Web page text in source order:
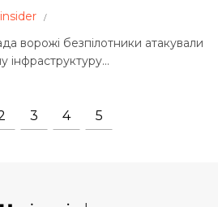
ворожі безпілотники атакували
інфраструктуру...
3 4 5